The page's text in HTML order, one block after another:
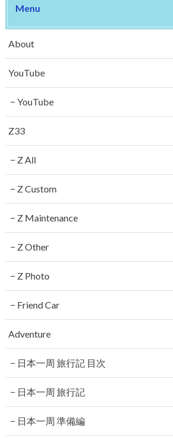
Menu
About
YouTube
YouTube
Z33
Z All
Z Custom
Z Maintenance
Z Other
Z Photo
Friend Car
Adventure
日本一周 旅行記 目次
日本一周 旅行記
日本一周 準備編